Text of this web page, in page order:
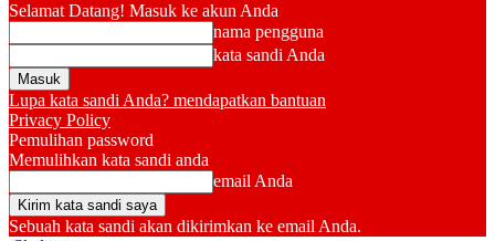
Selamat Datang! Masuk ke akun Anda
nama pengguna
kata sandi Anda
Lupa kata sandi Anda? mendapatkan bantuan
Privacy Policy
Pemulihan password
Memulihkan kata sandi anda
email Anda
Sebuah kata sandi akan dikirimkan ke email Anda.